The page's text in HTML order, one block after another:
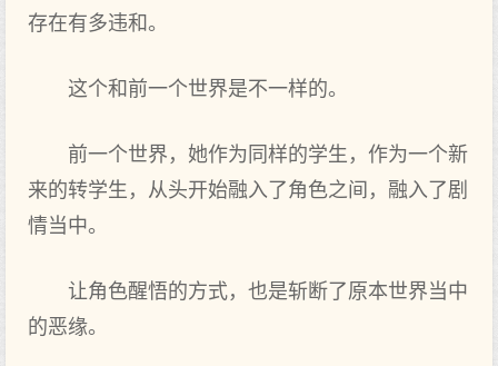
存在有多违和。
这个和前一个世界是不一样的。
前一个世界，她作为同样的学生，作为一个新
来的转学生，从头开始融入了角色之间，融入了剧
情当中。
让角色醒悟的方式，也是斩断了原本世界当中
的恶缘。